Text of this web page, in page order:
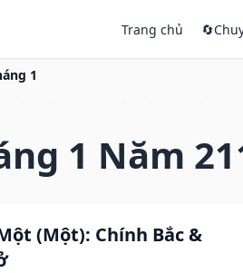
Trang chủ 🔄
1
1 Năm
(Một): Chính Bắc &